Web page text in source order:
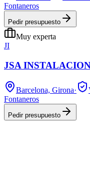
Fontaneros
Pedir presupuesto
Muy experta
JI
JSA
Barcelona, Girona·
Fontaneros
Pedir presupuesto